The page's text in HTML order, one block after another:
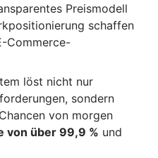
Preismodell
schaffen
Commerce-
löst nicht nur
sondern
von morgen
von über 99,9 % und